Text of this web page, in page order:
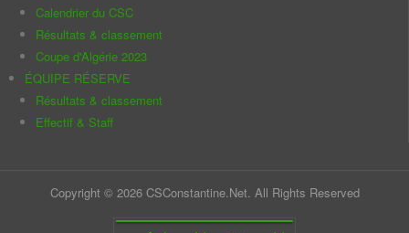
Calendrier du CSC
Résultats & classement
Coupe d'Algérie 2023
ÉQUIPE RÉSERVE
Résultats & classement
Effectif & Staff
Copyright © 2026 CSConstantine.Net. All Rights Reserved